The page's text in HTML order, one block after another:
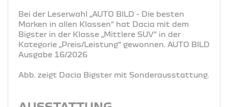
Bei der Leserwahl „AUTO BILD - Die besten
Marken in allen Klassen“ hat Dacia mit dem
Bigster in der Klasse „Mittlere SUV“ in der
Kategorie „Preis/Leistung“ gewonnen. AUTO BILD
Ausgabe 16/2026
Abb. zeigt Dacia Bigster mit Sonderausstattung.